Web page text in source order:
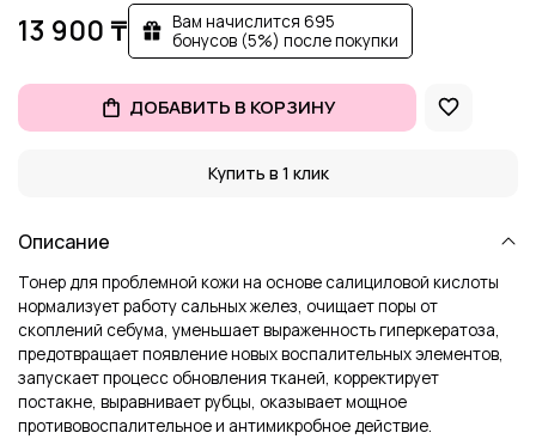
13 900 ₸
Вам начислится 695
бонусов (5%) после покупки
ДОБАВИТЬ В КОРЗИНУ
Купить в 1 клик
Описание
Тонер для проблемной кожи на основе салициловой кислоты
нормализует работу сальных желез, очищает поры от
скоплений себума, уменьшает выраженность гиперкератоза,
предотвращает появление новых воспалительных элементов,
запускает процесс обновления тканей, корректирует
постакне, выравнивает рубцы, оказывает мощное
противовоспалительное и антимикробное действие.